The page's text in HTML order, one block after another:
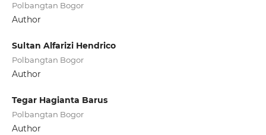
Polbangtan Bogor
Author
Sultan Alfarizi Hendrico
Polbangtan Bogor
Author
Tegar Hagianta Barus
Polbangtan Bogor
Author